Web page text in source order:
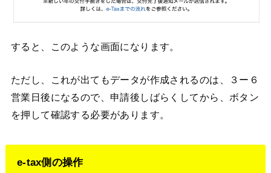
すると、このような画面になります。
ただし、これが出てもデータが作成されるのは、３ー６
営業日後になるので、申請後しばらくしてから、ボタン
を押して確認する必要があります。
e-tax側の操作